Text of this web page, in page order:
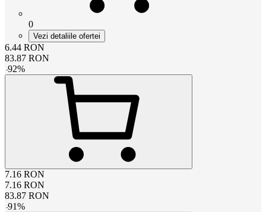
0
Vezi detaliile ofertei
6.44 RON
83.87 RON
-92%
7.16 RON
7.16 RON
83.87 RON
-91%